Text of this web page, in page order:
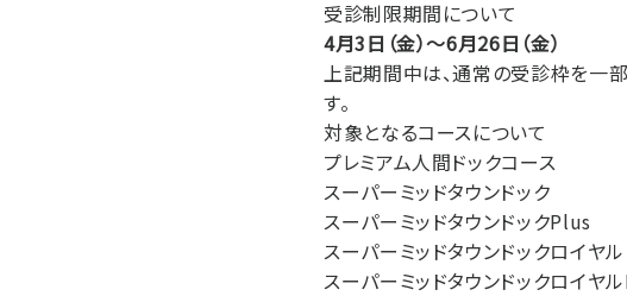
受診制限期間について
4月3日（金）～6月26日（金）
上記期間中は、通常の受診枠を一
す。
対象となるコースについて
プレミアム人間ドックコース
スーパーミッドタウンドック
スーパーミッドタウンドックPlus
スーパーミッドタウンドックロイヤル
スーパーミッドタウンドックロイヤ